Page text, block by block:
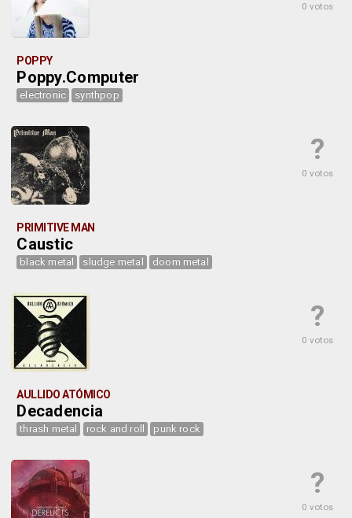
0 votos
POPPY
Poppy.Computer
electronic synthpop
?
0 votos
PRIMITIVE MAN
Caustic
black metal sludge metal doom metal
?
0 votos
AULLIDO ATÓMICO
Decadencia
thrash metal rock and roll punk rock
?
0 votos